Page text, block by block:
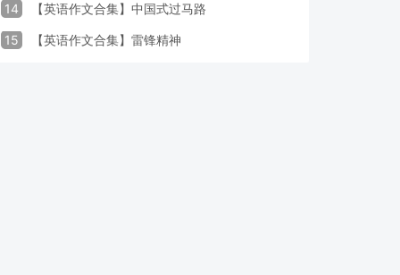
14 【英语作文合集】中国式过马路
15 【英语作文合集】雷锋精神